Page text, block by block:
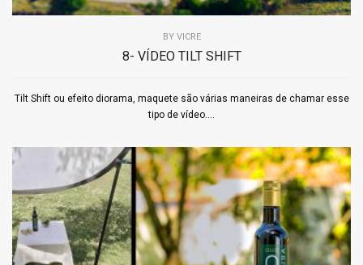
BY VICRE
8- VÍDEO TILT SHIFT
Tilt Shift ou efeito diorama, maquete são várias maneiras de chamar esse
tipo de vídeo....